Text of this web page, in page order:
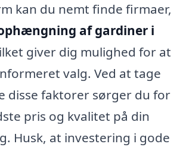
kan du nemt finde firmaer,
af gardiner i
giver dig mulighed for at
valg. Ved at tage
disse faktorer sørger du for
pris og kvalitet på din
Husk, at investering i gode